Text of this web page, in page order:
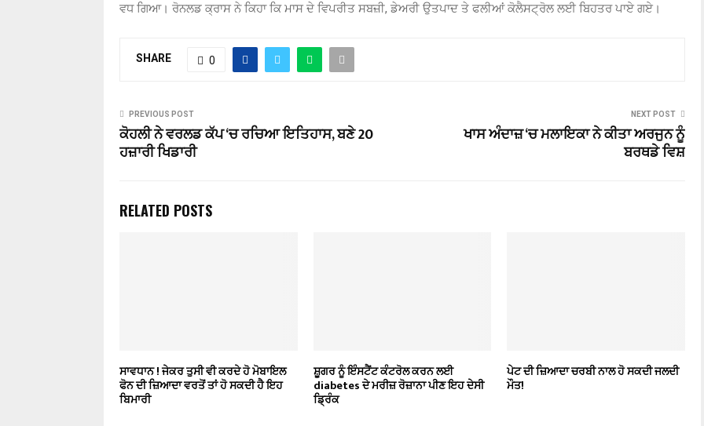
ਵਧ ਗਿਆ। ਰੋਨਲਡ ਕ੍ਰਾਸ ਨੇ ਕਿਹਾ ਕਿ ਮਾਸ ਦੇ ਵਿਪਰੀਤ ਸਬਜ਼ੀ, ਡੇਅਰੀ ਉਤਪਾਦ ਤੇ ਫਲੀਆਂ ਕੋਲੈਸਟ੍ਰੋਲ ਲਈ ਬਿਹਤਰ ਪਾਏ ਗਏ।
SHARE 0
PREVIOUS POST
ਕੋਹਲੀ ਨੇ ਵਰਲਡ ਕੱਪ ‘ਚ ਰਚਿਆ ਇਤਿਹਾਸ, ਬਣੇ 20
ਹਜ਼ਾਰੀ ਖਿਡਾਰੀ
NEXT POST
ਖਾਸ ਅੰਦਾਜ਼ ‘ਚ ਮਲਾਇਕਾ ਨੇ ਕੀਤਾ ਅਰਜੁਨ ਨੂੰ
ਬਰਥਡੇ ਵਿਸ਼
RELATED POSTS
ਸਾਵਧਾਨ ! ਜੇਕਰ ਤੁਸੀ ਵੀ ਕਰਦੇ ਹੋ ਮੋਬਾਇਲ
ਫੋਨ ਦੀ ਜ਼ਿਆਦਾ ਵਰਤੋਂ ਤਾਂ ਹੋ ਸਕਦੀ ਹੈ ਇਹ
ਬਿਮਾਰੀ
ਸ਼ੂਗਰ ਨੂੰ ਇੰਸਟੈਂਟ ਕੰਟਰੋਲ ਕਰਨ ਲਈ
diabetes ਦੇ ਮਰੀਜ਼ ਰੋਜ਼ਾਨਾ ਪੀਣ ਇਹ ਦੇਸੀ
ਡ੍ਰਿੰਕ
ਪੇਟ ਦੀ ਜ਼ਿਆਦਾ ਚਰਬੀ ਨਾਲ ਹੋ ਸਕਦੀ ਜਲਦੀ
ਮੌਤ!